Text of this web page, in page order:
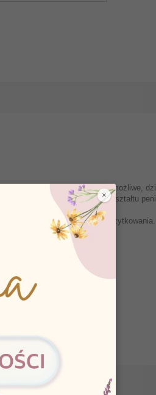
stosunku. Stało się to możliwe,
idealnie dopasowuje się do kształtu
siłę odczuć oraz komfort
×